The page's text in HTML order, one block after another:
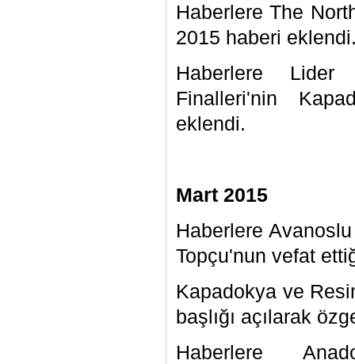
Haberlere The
2015 haberi
Haberlere Lider
Finalleri'nin
eklendi.
Mart 2015
Haberlere
Topçu'nun vefat
Kapadokya ve
başlığı açılarak
Haberlere